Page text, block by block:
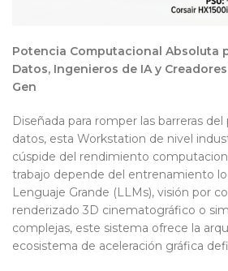
Potencia Computacional Absoluta
Datos, Ingenieros de IA y
Gen
Diseñada para romper las barreras
datos, esta Workstation de nivel
cúspide del rendimiento
trabajo depende del entrenamiento
Lenguaje Grande (LLMs), visión por
renderizado 3D cinematográfico o
complejas, este sistema ofrece la
ecosistema de aceleración gráfica